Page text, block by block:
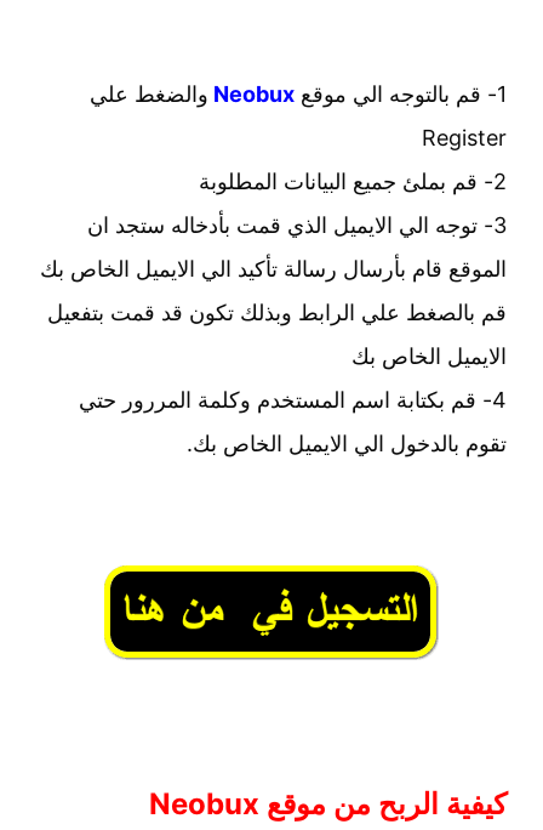
Neobuxوالضغط علي
Register
3- توجه الي الايميل الذي قمت بأدخاله ستجد ان
الموقع قام بأرسال رسالة تأكيد الي الايميل الخاص بك
قم بالصغط علي الرابط وبذلك تكون قد قمت بتفعيل
الايميل الخاص بك
4- قم بكتابة اسم المستخدم وكلمة المررور حتي
تقوم بالدخول الي الايميل الخاص بك.
كيفية الربح من موقع Neobux